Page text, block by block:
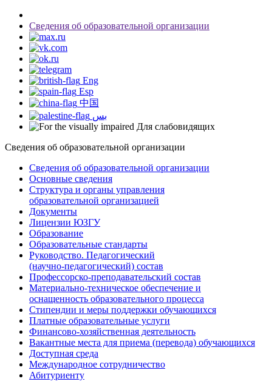
Сведения об образовательной организации
Eng
Esp
中国
بس
Для слабовидящих
Сведения об образовательной организации
Сведения об образовательной организации
Основные сведения
Структура и органы управления
образовательной организацией
Документы
Лицензии ЮЗГУ
Образование
Образовательные стандарты
Руководство. Педагогический
(научно-педагогический) состав
Профессорско-преподавательский состав
Материально-техническое обеспечение и
оснащенность образовательного процесса
Стипендии и меры поддержки обучающихся
Платные образовательные услуги
Финансово-хозяйственная деятельность
Вакантные места для приема (перевода) обучающихся
Доступная среда
Международное сотрудничество
Абитуриенту